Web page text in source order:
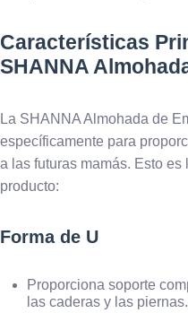
Características
SHANNA
La SHANNA Almohada de
específicamente para
a las futuras mamás. Esto
producto:
Forma de U
Proporciona soporte
las caderas y las piernas.